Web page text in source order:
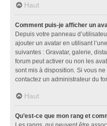
Haut
Comment puis-je afficher un
Depuis votre panneau
ajouter un avatar en utilisant
suivantes : Gravatar, galerie,
forum peut activer ou non les
sont mis à disposition. Si vous
contactez un administrateur du
Haut
Qu’est-ce que mon rang et